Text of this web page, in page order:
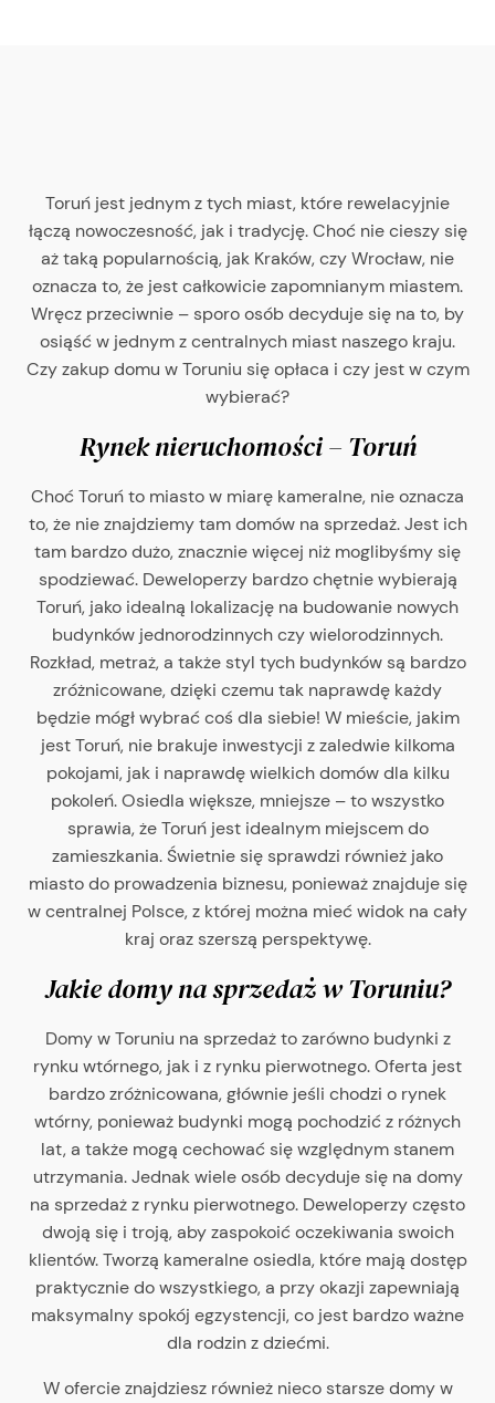
Toruń jest jednym z tych miast, które rewelacyjnie
łączą nowoczesność, jak i tradycję. Choć nie cieszy się
aż taką popularnością, jak Kraków, czy Wrocław, nie
oznacza to, że jest całkowicie zapomnianym miastem.
Wręcz przeciwnie – sporo osób decyduje się na to, by
osiąść w jednym z centralnych miast naszego kraju.
Czy zakup domu w Toruniu się opłaca i czy jest w czym
wybierać?
Rynek nieruchomości – Toruń
Choć Toruń to miasto w miarę kameralne, nie oznacza
to, że nie znajdziemy tam domów na sprzedaż. Jest ich
tam bardzo dużo, znacznie więcej niż moglibyśmy się
spodziewać. Deweloperzy bardzo chętnie wybierają
Toruń, jako idealną lokalizację na budowanie nowych
budynków jednorodzinnych czy wielorodzinnych.
Rozkład, metraż, a także styl tych budynków są bardzo
zróżnicowane, dzięki czemu tak naprawdę każdy
będzie mógł wybrać coś dla siebie! W mieście, jakim
jest Toruń, nie brakuje inwestycji z zaledwie kilkoma
pokojami, jak i naprawdę wielkich domów dla kilku
pokoleń. Osiedla większe, mniejsze – to wszystko
sprawia, że Toruń jest idealnym miejscem do
zamieszkania. Świetnie się sprawdzi również jako
miasto do prowadzenia biznesu, ponieważ znajduje się
w centralnej Polsce, z której można mieć widok na cały
kraj oraz szerszą perspektywę.
Jakie domy na sprzedaż w Toruniu?
Domy w Toruniu na sprzedaż to zarówno budynki z
rynku wtórnego, jak i z rynku pierwotnego. Oferta jest
bardzo zróżnicowana, głównie jeśli chodzi o rynek
wtórny, ponieważ budynki mogą pochodzić z różnych
lat, a także mogą cechować się względnym stanem
utrzymania. Jednak wiele osób decyduje się na domy
na sprzedaż z rynku pierwotnego. Deweloperzy często
dwoją się i troją, aby zaspokoić oczekiwania swoich
klientów. Tworzą kameralne osiedla, które mają dostęp
praktycznie do wszystkiego, a przy okazji zapewniają
maksymalny spokój egzystencji, co jest bardzo ważne
dla rodzin z dziećmi.
W ofercie znajdziesz również nieco starsze domy w